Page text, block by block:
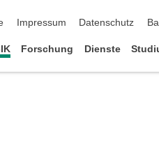
Impressum Datenschutz
Forschung Dienste